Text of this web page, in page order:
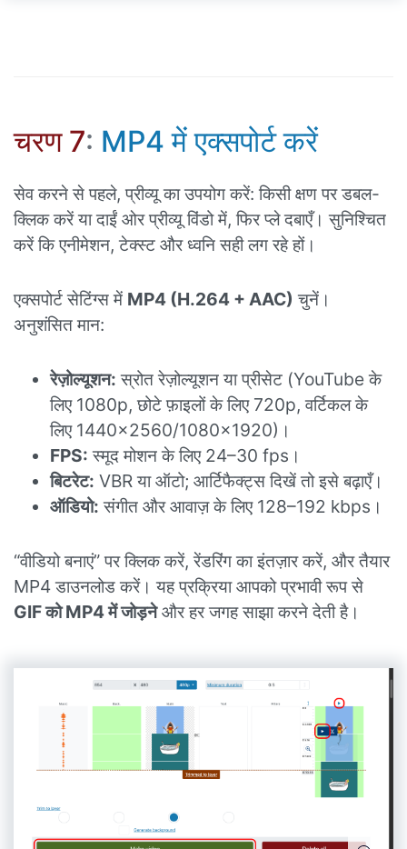
चरण 7: MP4 में एक्सपोर्ट करें
सेव करने से पहले, प्रीव्यू का उपयोग करें: किसी क्षण पर डबल-
क्लिक करें या दाईं ओर प्रीव्यू विंडो में, फिर प्ले दबाएँ। सुनिश्चित
करें कि एनीमेशन, टेक्स्ट और ध्वनि सही लग रहे हों।
एक्सपोर्ट सेटिंग्स में MP4 (H.264 + AAC) चुनें।
अनुशंसित मान:
रेज़ोल्यूशन: स्रोत रेज़ोल्यूशन या प्रीसेट (YouTube के
लिए 1080p, छोटे फ़ाइलों के लिए 720p, वर्टिकल के
लिए 1440×2560/1080×1920)।
FPS: स्मूद मोशन के लिए 24–30 fps।
बिटरेट: VBR या ऑटो; आर्टिफैक्ट्स दिखें तो इसे बढ़ाएँ।
ऑडियो: संगीत और आवाज़ के लिए 128–192 kbps।
“वीडियो बनाएं” पर क्लिक करें, रेंडरिंग का इंतज़ार करें, और तैयार
MP4 डाउनलोड करें। यह प्रक्रिया आपको प्रभावी रूप से
GIF को MP4 में जोड़नेऔर हर जगह साझा करने देती है।